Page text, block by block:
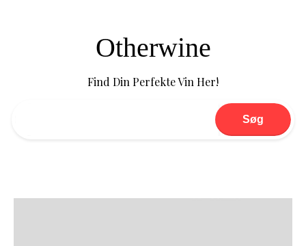
Otherwine
Find Din Perfekte Vin Her!
Søg